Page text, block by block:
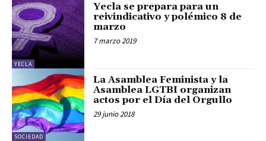
YECLA
Yecla se prepara para un
reivindicativo y polémico 8 de
marzo
7 marzo 2019
SOCIEDAD
La Asamblea Feminista y la
Asamblea LGTBI organizan
actos por el Día del Orgullo
29 junio 2018